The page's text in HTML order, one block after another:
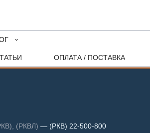
ОПЛАТА / ПОСТАВКА
(РКВЛ) — (РКВ) 22-500-800